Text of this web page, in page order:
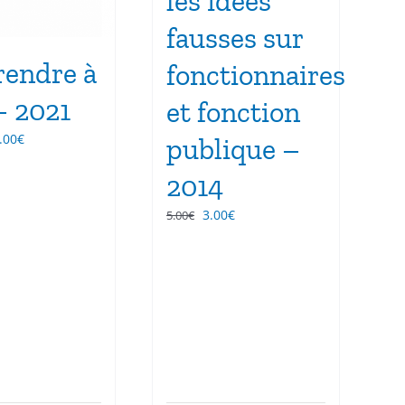
à
2021
€Le
fausses sur
fonctionnaires
et fonction
publique –
2014
5.00€ Le
3.00€Le